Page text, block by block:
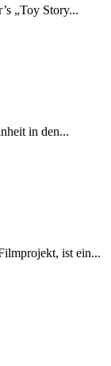
„Toy Story...
in den...
ist ein...